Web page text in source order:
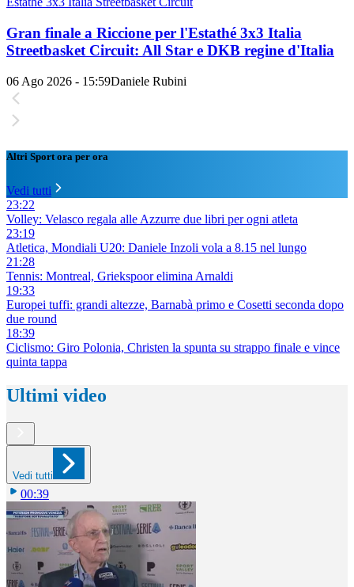
Gran finale a Riccione per l'Estathé 3x3 Italia
Streetbasket Circuit: All Star e DKB regine d'Italia
06 Ago 2026 - 15:59Daniele Rubini
Altri Sport ora per ora
Vedi tutti
23:22
Volley: Velasco regala alle Azzurre due libri per ogni atleta
23:19
Atletica, Mondiali U20: Daniele Inzoli vola a 8.15 nel lungo
21:28
Tennis: Montreal, Griekspoor elimina Arnaldi
19:33
Europei tuffi: grandi altezze, Barnabà primo e Cosetti seconda dopo
due round
18:39
Ciclismo: Giro Polonia, Christen la spunta su strappo finale e vince
quinta tappa
Ultimi video
Vedi tutti
00:39